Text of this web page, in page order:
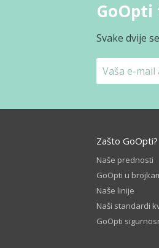
Svake dvije
Zašto GoOpti?
Naše prednosti
GoOpti u
Naše linije
Naši standardi
GoOpti